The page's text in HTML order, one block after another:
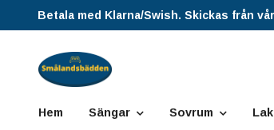
Betala med Klarna/Swish. Skickas från
Hem Sängar Sovrum